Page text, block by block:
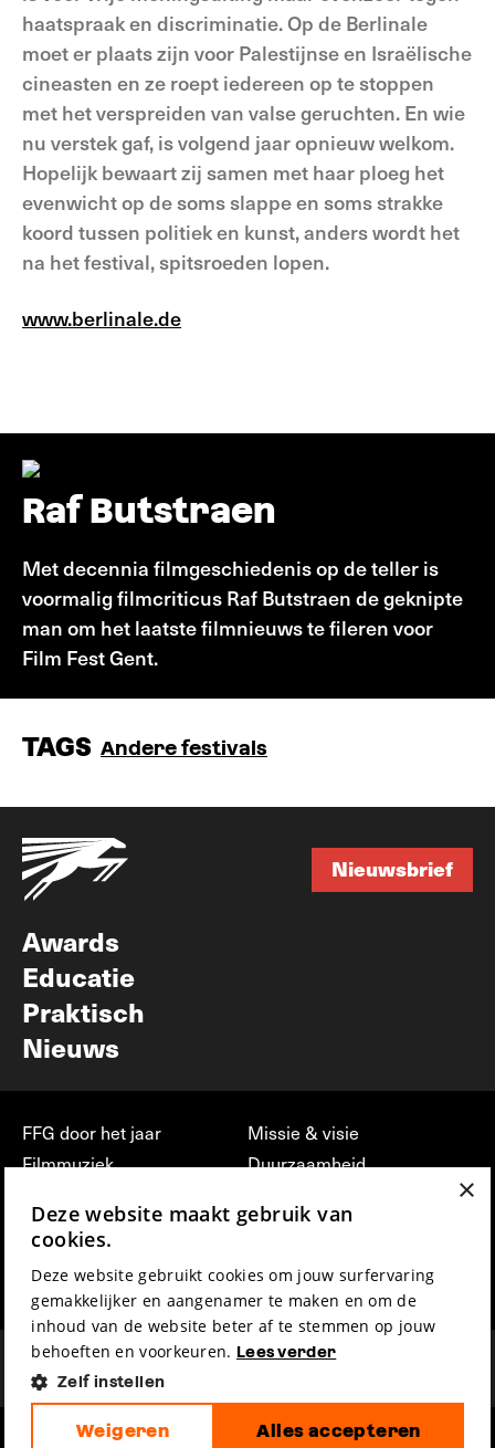
haatspraak en discriminatie. Op de Berlinale
moet er plaats zijn voor Palestijnse en Israëlische
cineasten en ze roept iedereen op te stoppen
met het verspreiden van valse geruchten. En wie
nu verstek gaf, is volgend jaar opnieuw welkom.
Hopelijk bewaart zij samen met haar ploeg het
evenwicht op de soms slappe en soms strakke
koord tussen politiek en kunst, anders wordt het
na het festival, spitsroeden lopen.
www.berlinale.de
Raf Butstraen
Met decennia filmgeschiedenis op de teller is
voormalig filmcriticus Raf Butstraen de geknipte
man om het laatste filmnieuws te fileren voor
Film Fest Gent.
TAGS Andere festivals
Nieuwsbrief
Awards
Educatie
Praktisch
Nieuws
FFG door het jaar
Filmmuziek
Press & Industry
Film Fest Friends
Missie & visie
Duurzaamheid
vrijwilligerswerk bij FFG
Privacy & Disclaimer
×
Deze website maakt gebruik van
cookies.
Deze website gebruikt cookies om jouw surfervaring
gemakkelijker en aangenamer te maken en om de
inhoud van de website beter af te stemmen op jouw
behoeften en voorkeuren. Lees verder
Zelf instellen
Alles accepteren
Weigeren